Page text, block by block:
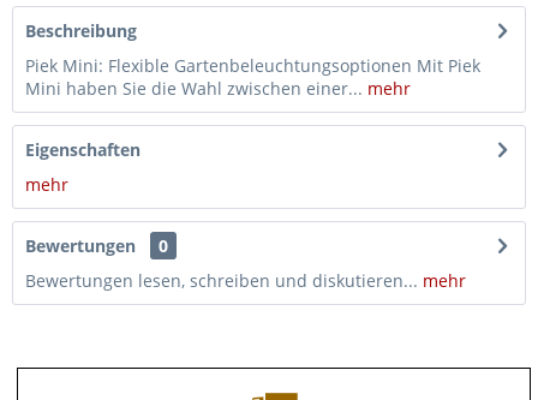
Beschreibung
Piek Mini: Flexible Gartenbeleuchtungsoptionen Mit Piek
Mini haben Sie die Wahl zwischen einer... mehr
Eigenschaften
mehr
Bewertungen
0
Bewertungen lesen, schreiben und diskutieren... mehr